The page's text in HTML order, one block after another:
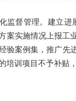
化监督管理。建立
案实施情况上报工
验案例集，推广先
培训项目不予补贴